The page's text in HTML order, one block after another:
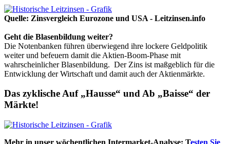
Quelle: Zinsvergleich Eurozone und USA - Leitzinsen.info
Geht die Blasenbildung weiter?
Die Notenbanken führen überwiegend ihre lockere Geldpolitik
weiter und befeuern damit die Aktien-Boom-Phase mit
wahrscheinlicher Blasenbildung. Der Zins ist maßgeblich für die
Entwicklung der Wirtschaft und damit auch der Aktienmärkte.
Das zyklische Auf „Hausse“ und Ab „Baisse“ der
Märkte!